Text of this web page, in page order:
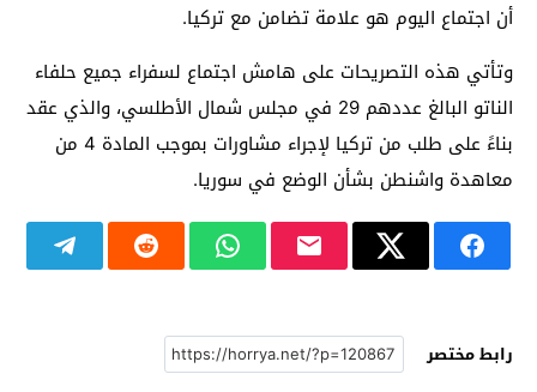
أن اجتماع اليوم هو علامة تضامن مع تركيا.
وتأتي هذه التصريحات على هامش اجتماع لسفراء جميع حلفاء
الناتو البالغ عددهم 29 في مجلس شمال الأطلسي، والذي عقد
بناءً على طلب من تركيا لإجراء مشاورات بموجب المادة 4 من
معاهدة واشنطن بشأن الوضع في سوريا.
رابط مختصر